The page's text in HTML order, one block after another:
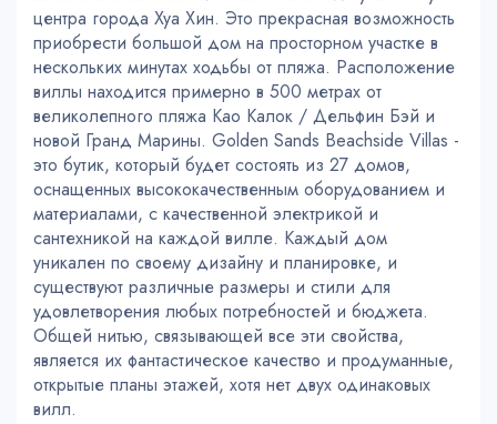
центра города Хуа Хин. Это прекрасная возможность
приобрести большой дом на просторном участке в
нескольких минутах ходьбы от пляжа. Расположение
виллы находится примерно в 500 метрах от
великолепного пляжа Као Калок / Дельфин Бэй и
новой Гранд Марины. Golden Sands Beachside Villas -
это бутик, который будет состоять из 27 домов,
оснащенных высококачественным оборудованием и
материалами, с качественной электрикой и
сантехникой на каждой вилле. Каждый дом
уникален по своему дизайну и планировке, и
существуют различные размеры и стили для
удовлетворения любых потребностей и бюджета.
Общей нитью, связывающей все эти свойства,
является их фантастическое качество и продуманные,
открытые планы этажей, хотя нет двух одинаковых
вилл.